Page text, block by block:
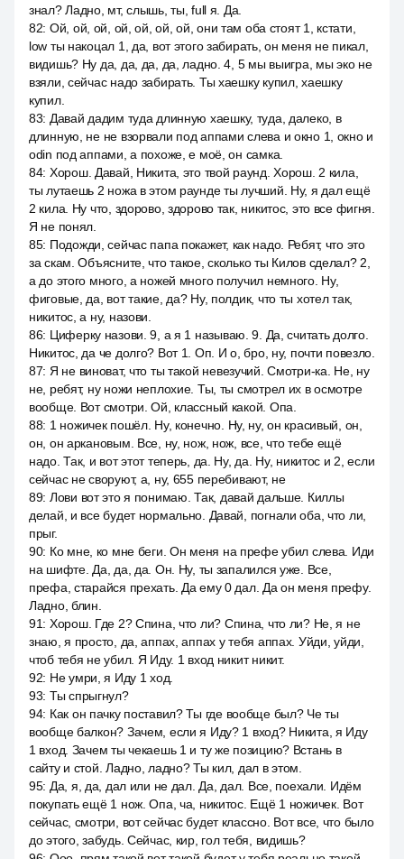
знал? Ладно, мт, слышь, ты, full я. Да.
82: Ой, ой, ой, ой, ой, ой, ой, они там оба стоят 1, кстати,
low ты накоцал 1, да, вот этого забирать, он меня не пикал,
видишь? Ну да, да, да, да, ладно. 4, 5 мы выигра, мы эко не
взяли, сейчас надо забирать. Ты хаешку купил, хаешку
купил.
83: Давай дадим туда длинную хаешку, туда, далеко, в
длинную, не не взорвали под аппами слева и окно 1, окно и
odin под аппами, а похоже, е моё, он самка.
84: Хорош. Давай, Никита, это твой раунд. Хорош. 2 кила,
ты лутаешь 2 ножа в этом раунде ты лучший. Ну, я дал ещё
2 кила. Ну что, здорово, здорово так, никитос, это все фигня.
Я не понял.
85: Подожди, сейчас папа покажет, как надо. Ребят, что это
за скам. Объясните, что такое, сколько ты Килов сделал? 2,
а до этого много, а ножей много получил немного. Ну,
фиговые, да, вот такие, да? Ну, полдик, что ты хотел так,
никитос, а ну, назови.
86: Циферку назови. 9, а я 1 называю. 9. Да, считать долго.
Никитос, да че долго? Вот 1. Оп. И о, бро, ну, почти повезло.
87: Я не виноват, что ты такой невезучий. Смотри-ка. Не, ну
не, ребят, ну ножи неплохие. Ты, ты смотрел их в осмотре
вообще. Вот смотри. Ой, классный какой. Опа.
88: 1 ножичек пошёл. Ну, конечно. Ну, ну, он красивый, он,
он, он аркановым. Все, ну, нож, нож, все, что тебе ещё
надо. Так, и вот этот теперь, да. Ну, да. Ну, никитос и 2, если
сейчас не своруют, а, ну, 655 перебивают, не
89: Лови вот это я понимаю. Так, давай дальше. Киллы
делай, и все будет нормально. Давай, погнали оба, что ли,
прыг.
90: Ко мне, ко мне беги. Он меня на префе убил слева. Иди
на шифте. Да, да, да. Он. Ну, ты запалился уже. Все,
префа, старайся прехать. Да ему 0 дал. Да он меня префу.
Ладно, блин.
91: Хорош. Где 2? Спина, что ли? Спина, что ли? Не, я не
знаю, я просто, да, аппах, аппах у тебя аппах. Уйди, уйди,
чтоб тебя не убил. Я Иду. 1 вход никит никит.
92: Не умри, я Иду 1 ход.
93: Ты спрыгнул?
94: Как он пачку поставил? Ты где вообще был? Че ты
вообще балкон? Зачем, если я Иду? 1 вход? Никита, я Иду
1 вход. Зачем ты чекаешь 1 и ту же позицию? Встань в
сайту и стой. Ладно, ладно? Ты кил, дал в этом.
95: Да, я, да, дал или не дал. Да, дал. Все, поехали. Идём
покупать ещё 1 нож. Опа, ча, никитос. Ещё 1 ножичек. Вот
сейчас, смотри, вот сейчас будет классно. Вот все, что было
до этого, забудь. Сейчас, кир, гол тебя, видишь?